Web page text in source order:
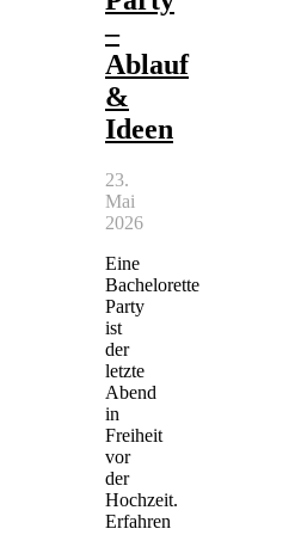
–
Ablauf
&
Ideen
23.
Mai
2026
Eine
Bachelorette
Party
ist
der
letzte
Abend
in
Freiheit
vor
der
Hochzeit.
Erfahren